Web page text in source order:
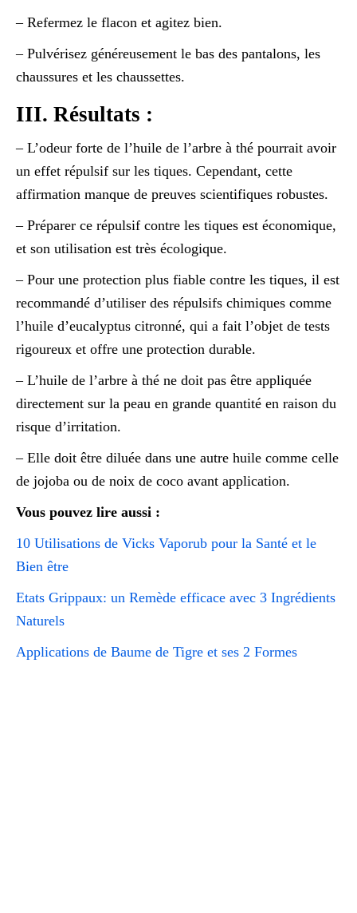
– Refermez le flacon et agitez bien.
– Pulvérisez généreusement le bas des pantalons, les
chaussures et les chaussettes.
III. Résultats :
– L’odeur forte de l’huile de l’arbre à thé pourrait avoir
un effet répulsif sur les tiques. Cependant, cette
affirmation manque de preuves scientifiques robustes.
– Préparer ce répulsif contre les tiques est économique,
et son utilisation est très écologique.
– Pour une protection plus fiable contre les tiques, il est
recommandé d’utiliser des répulsifs chimiques comme
l’huile d’eucalyptus citronné, qui a fait l’objet de tests
rigoureux et offre une protection durable​.
– L’huile de l’arbre à thé ne doit pas être appliquée
directement sur la peau en grande quantité en raison du
risque d’irritation.
– Elle doit être diluée dans une autre huile comme celle
de jojoba ou de noix de coco avant application.
Vous pouvez lire aussi :
10 Utilisations de Vicks Vaporub pour la Santé et le
Bien être
Etats Grippaux: un Remède efficace avec 3 Ingrédients
Naturels
Applications de Baume de Tigre et ses 2 Formes